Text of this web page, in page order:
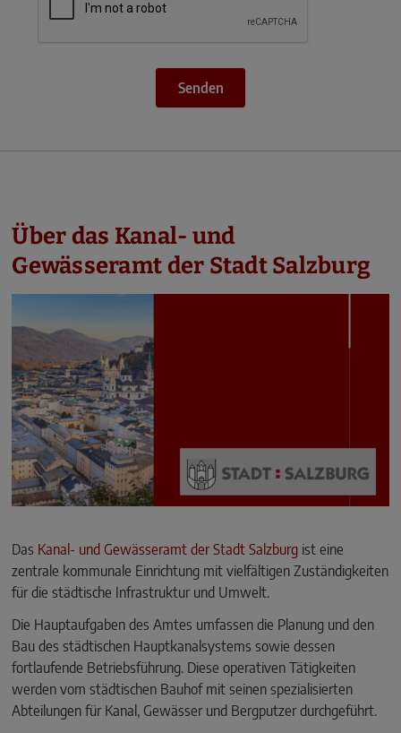
Senden
Über das Kanal- und
Gewässeramt der Stadt Salzburg
Das Kanal- und Gewässeramt der Stadt Salzburg ist eine
zentrale kommunale Einrichtung mit vielfältigen Zuständigkeiten
für die städtische Infrastruktur und Umwelt.
Die Hauptaufgaben des Amtes umfassen die Planung und den
Bau des städtischen Hauptkanalsystems sowie dessen
fortlaufende Betriebsführung. Diese operativen Tätigkeiten
werden vom städtischen Bauhof mit seinen spezialisierten
Abteilungen für Kanal, Gewässer und Bergputzer durchgeführt.